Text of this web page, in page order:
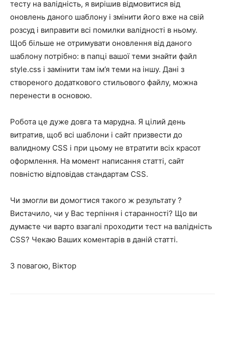
тесту на валідність, я вирішив відмовитися від
оновлень даного шаблону і змінити його вже на свій
розсуд і виправити всі помилки валідності в ньому.
Щоб більше не отримувати оновлення від даного
шаблону потрібно: в папці вашої теми знайти файл
style.css і замінити там ім’я теми на іншу. Дані з
створеного додаткового стильового файлу, можна
перенести в основою.
Робота це дуже довга та марудна. Я цілий день
витратив, щоб всі шаблони і сайт призвести до
валидному CSS і при цьому не втратити всіх красот
оформлення. На момент написання статті, сайт
повністю відповідав стандартам CSS.
Чи змогли ви домогтися такого ж результату ?
Вистачило, чи у Вас терпіння і старанності? Що ви
думаєте чи варто взагалі проходити тест на валідність
CSS? Чекаю Ваших коментарів в даній статті.
З повагою, Віктор